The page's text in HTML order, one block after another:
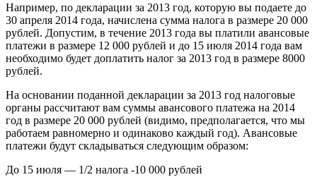
Например, по декларации за 2013 год, которую вы подаете до
30 апреля 2014 года, начислена сумма налога в размере 20 000
рублей. Допустим, в течение 2013 года вы платили авансовые
платежи в размере 12 000 рублей и до 15 июля 2014 года вам
необходимо будет доплатить налог за 2013 год в размере 8000
рублей.
На основании поданной декларации за 2013 год налоговые
органы рассчитают вам суммы авансового платежа на 2014
год в размере 20 000 рублей (видимо, предполагается, что мы
работаем равномерно и одинаково каждый год). Авансовые
платежи будут складываться следующим образом:
До 15 июля — 1/2 налога -10 000 рублей